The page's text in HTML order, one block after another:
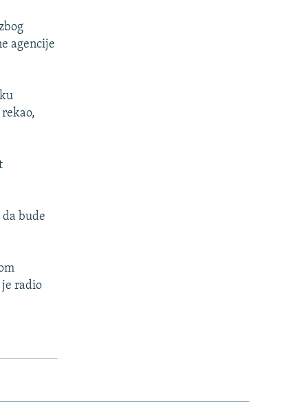
agencije
bude
je radio